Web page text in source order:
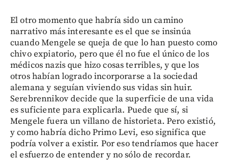
El otro momento que habría sido un camino
narrativo más interesante es el que se insinúa
cuando Mengele se queja de que lo han puesto como
chivo expiatorio, pero que él no fue el único de los
médicos nazis que hizo cosas terribles, y que los
otros habían logrado incorporarse a la sociedad
alemana y seguían viviendo sus vidas sin huir.
Serebrennikov decide que la superficie de una vida
es suficiente para explicarla. Puede que sí, si
Mengele fuera un villano de historieta. Pero existió,
y como habría dicho Primo Levi, eso significa que
podría volver a existir. Por eso tendríamos que hacer
el esfuerzo de entender y no sólo de recordar.